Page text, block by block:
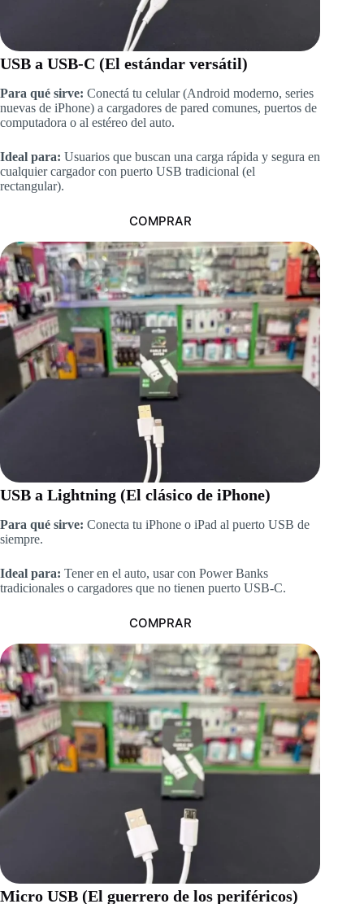
USB a USB-C (El estándar versátil)
Para qué sirve: Conectá tu celular (Android moderno, series
nuevas de iPhone) a cargadores de pared comunes, puertos de
computadora o al estéreo del auto.
Ideal para: Usuarios que buscan una carga rápida y segura en
cualquier cargador con puerto USB tradicional (el
rectangular).
COMPRAR
USB a Lightning (El clásico de iPhone)
Para qué sirve: Conecta tu iPhone o iPad al puerto USB de
siempre.
Ideal para: Tener en el auto, usar con Power Banks
tradicionales o cargadores que no tienen puerto USB-C.
COMPRAR
Micro USB (El guerrero de los periféricos)